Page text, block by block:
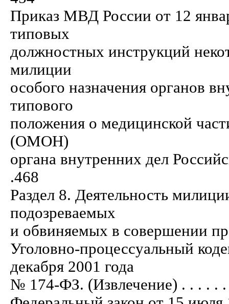
Приказ МВД России от 12
типовых
должностных инструкций
милиции
особого назначения органов
типового
положения о медицинской
(ОМОН)
органа внутренних дел
.468
Раздел 8. Деятельность
подозреваемых
и обвиняемых в совершении
Уголовно-процессуальный
декабря 2001 года
№ 174-ФЗ. (Извлечение) . . . . .